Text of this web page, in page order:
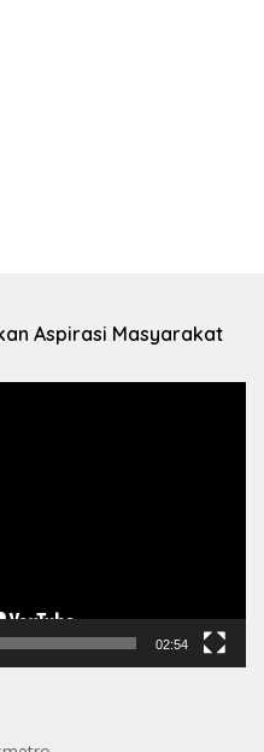
Aspirasi Masyarakat
02:54